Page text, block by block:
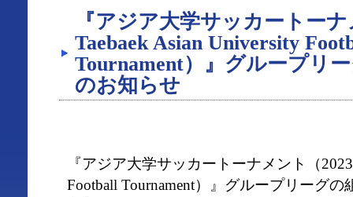
『アジア⼤学サッカートー
Taebaek Asian University
Tournament）』グループリ
のお知らせ
『アジア⼤学サッカートーナメント（
Football Tournament）』グループリーグ